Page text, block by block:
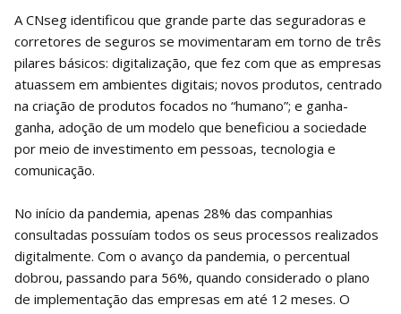
A CNseg identificou que grande parte das seguradoras e
corretores de seguros se movimentaram em torno de três
pilares básicos: digitalização, que fez com que as empresas
atuassem em ambientes digitais; novos produtos, centrado
na criação de produtos focados no “humano”; e ganha-
ganha, adoção de um modelo que beneficiou a sociedade
por meio de investimento em pessoas, tecnologia e
comunicação.
No início da pandemia, apenas 28% das companhias
consultadas possuíam todos os seus processos realizados
digitalmente. Com o avanço da pandemia, o percentual
dobrou, passando para 56%, quando considerado o plano
de implementação das empresas em até 12 meses. O